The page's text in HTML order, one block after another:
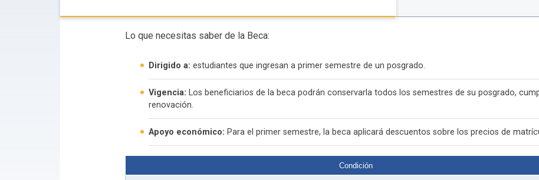
Lo que necesitas saber de la Beca:
Dirigido a: estudiantes que ingresan a primer semestre de un posgrado.
Vigencia: Los beneficiarios de la beca podrán conservarla todos los semestres de su posgrado,
renovación.
Apoyo económico: Para el primer semestre, la beca aplicará descuentos sobre los precios de
Condición